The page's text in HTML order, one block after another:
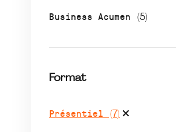
Business Acumen (5)
Format
Présentiel (7)